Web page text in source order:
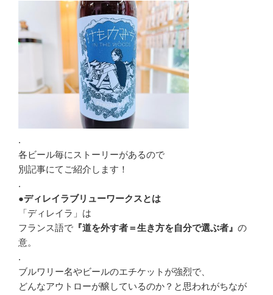
.
各ビール毎にストーリーがあるので
別記事にてご紹介します！
.
●ディレイラブリューワークスとは
「ディレイラ」は
フランス語で 『道を外す者＝生き方を自分で選ぶ者』 の
意。
.
ブルワリー名やビールのエチケットが強烈で、
どんなアウトローが醸しているのか？と思われがちなが